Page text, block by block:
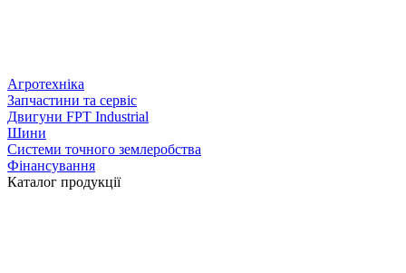
Агротехніка
Запчастини та сервіс
Двигуни FPT Industrial
Шини
Системи точного землеробства
Фінансування
Каталог продукції